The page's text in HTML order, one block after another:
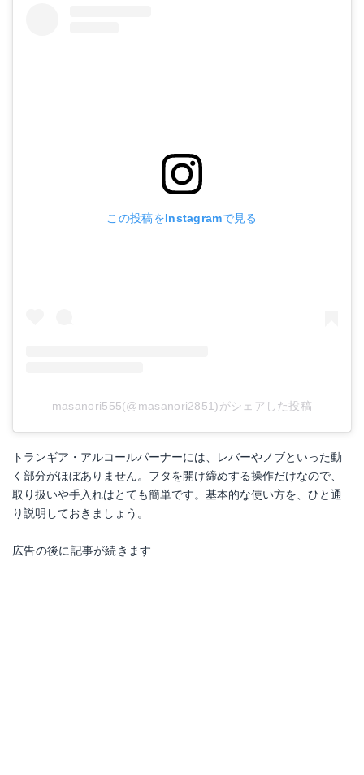
この投稿をInstagramで見る
masanori555(@masanori2851)がシェアした投稿
トランギア・アルコールパーナーには、レバーやノブといった動
く部分がほぼありません。フタを開け締めする操作だけなので、
取り扱いや手入れはとても簡単です。基本的な使い方を、ひと通
り説明しておきましょう。
広告の後に記事が続きます